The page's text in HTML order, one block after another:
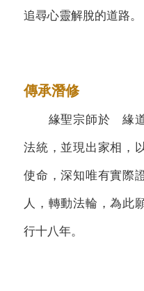
追尋心靈解脫的道路。
傳承潛修
緣聖宗師於 緣道
法統，並現出家相，
使命，深知唯有實際
人，轉動法輪，為此
行十八年。